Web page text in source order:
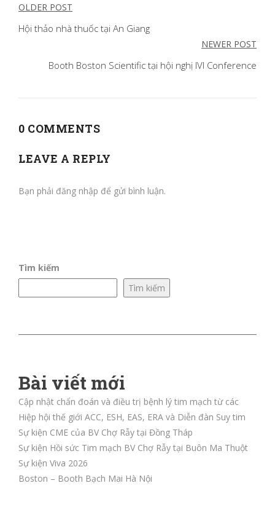
Điều
hướng
viết
OLDER POST
Hội thảo nhà thuốc tại An Giang
NEWER POST
Booth Boston Scientific tại hội nghị IVI Conference
0 COMMENTS
LEAVE A REPLY
Bạn phải đăng nhập để gửi bình luận.
Tìm kiếm
Tìm kiếm
Bài viết mới
Cập nhật chẩn đoán và điều trị bệnh lý tim mạch từ các
Hiệp hội thế giới ACC, ESH, EAS, ERA và Diễn đàn Suy tim
Sự kiện CME của BV Chợ Rẫy tại Đồng Tháp
Sự kiện Hồi sức Tim mạch BV Chợ Rẫy tại Buôn Ma Thuột
Sự kiện Viva 2026
Boston – Booth Bạch Mai Hà Nội